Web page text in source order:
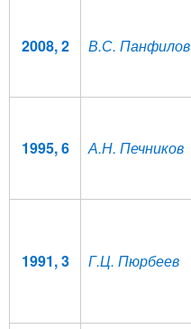
2008, 2 В.С. Панфилов
1995, 6 А.Н. Печников
1991, 3 Г.Ц. Пюрбеев